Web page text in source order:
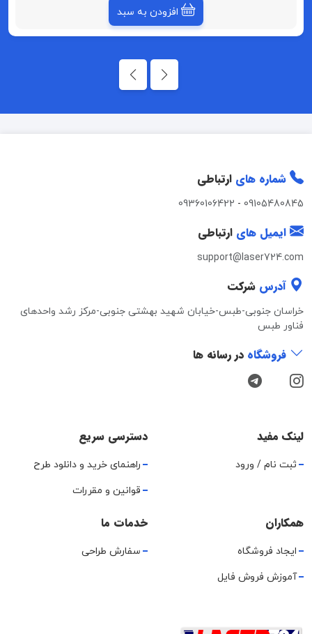
افزودن به سبد
شماره های ارتباطی
09105480845
-
09360106422
ایمیل های ارتباطی
support@laser724.com
آدرس شرکت
خراسان جنوبی-طبس-خیابان شهید بهشتی جنوبی-مرکز رشد واحدهای
فناور طبس
فروشگاه در رسانه ها
لینک مفید
ثبت نام / ورود
دسترسی سریع
راهنمای خرید و دانلود طرح
قوانین و مقررات
همکاران
ایجاد فروشگاه
آموزش فروش فایل
خدمات ما
سفارش طراحی